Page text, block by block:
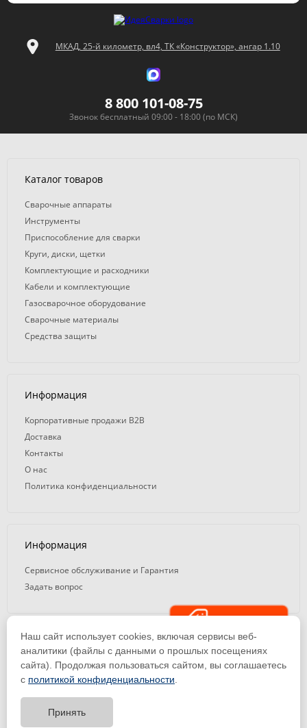
МКАД, 25-й километр, вл4, ТК «Конструктор», ангар 1.10
8 800 101-08-75
Звонок бесплатный 09:00 - 18:00 (по МСК)
Каталог товаров
Сварочные аппараты
Инструменты
Приспособление для сварки
Круги, диски, щетки
Комплектующие и расходники
Кабели и комплектующие
Газосварочное оборудование
Сварочные материалы
Средства защиты
Информация
Корпоративные продажи B2B
Доставка
Контакты
О нас
Политика конфиденциальности
Информация
Сервисное обслуживание и Гарантия
Задать вопрос
© 2008 — 2026. ООО «ТК Вэлд Плюс»
Email: ideasvarki@wp116.ru
Тел.: 8 800 101-08-75 (с 10:00 до 19:00)
ООО «Торговая Компания Вэлд Плюс» | ИНН 1650288518 | ОГРН
1141650012184
Наш сайт использует cookies, включая сервисы веб-
аналитики (файлы с данными о прошлых посещениях
сайта). Продолжая пользоваться сайтом, вы соглашаетесь
с политикой конфиденциальности
Принять